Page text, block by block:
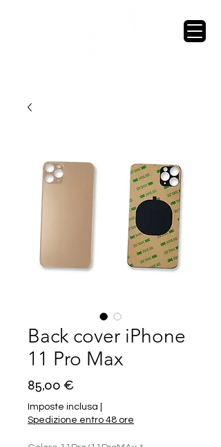
Back cover iPhone
11 Pro Max
85,00 €
Imposte inclusa
Spedizione entro 48 ore